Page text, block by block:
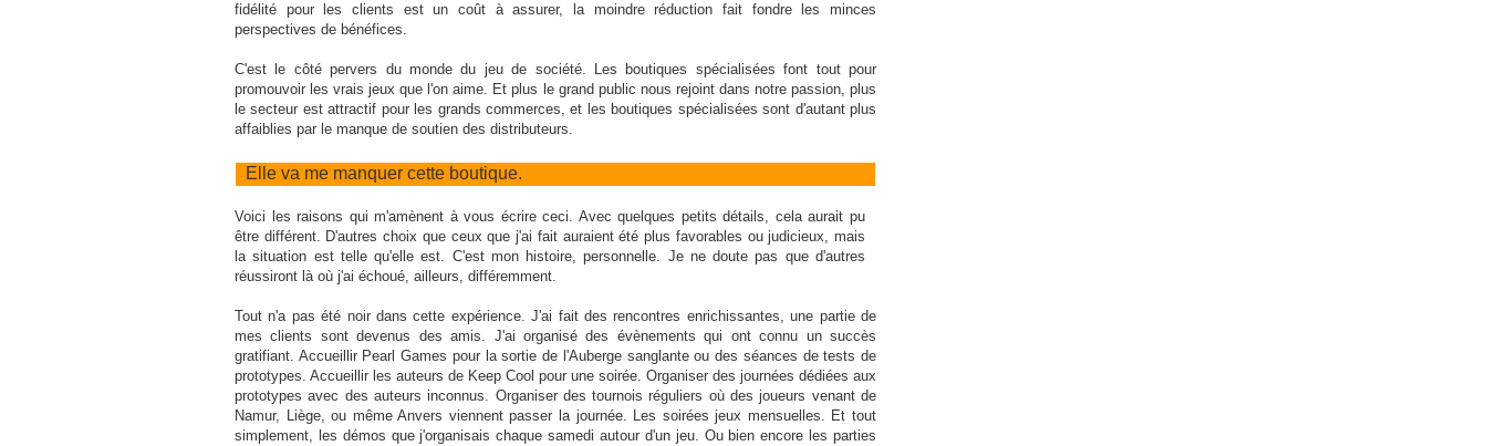
fidélité pour les clients est un coût à assurer, la moindre réduction fait fondre les minces
perspectives de bénéfices.
C'est le côté pervers du monde du jeu de société. Les boutiques spécialisées font tout pour
promouvoir les vrais jeux que l'on aime. Et plus le grand public nous rejoint dans notre passion, plus
le secteur est attractif pour les grands commerces, et les boutiques spécialisées sont d'autant plus
affaiblies par le manque de soutien des distributeurs.
Elle va me manquer cette boutique.
Voici les raisons qui m'amènent à vous écrire ceci. Avec quelques petits détails, cela aurait pu
être différent. D'autres choix que ceux que j'ai fait auraient été plus favorables ou judicieux, mais
la situation est telle qu'elle est. C'est mon histoire, personnelle. Je ne doute pas que d'autres
réussiront là où j'ai échoué, ailleurs, différemment.
Tout n'a pas été noir dans cette expérience. J'ai fait des rencontres enrichissantes, une partie de
mes clients sont devenus des amis. J'ai organisé des évènements qui ont connu un succès
gratifiant. Accueillir Pearl Games pour la sortie de l'Auberge sanglante ou des séances de tests de
prototypes. Accueillir les auteurs de Keep Cool pour une soirée. Organiser des journées dédiées aux
prototypes avec des auteurs inconnus. Organiser des tournois réguliers où des joueurs venant de
Namur, Liège, ou même Anvers viennent passer la journée. Les soirées jeux mensuelles. Et tout
simplement, les démos que j'organisais chaque samedi autour d'un jeu. Ou bien encore les parties